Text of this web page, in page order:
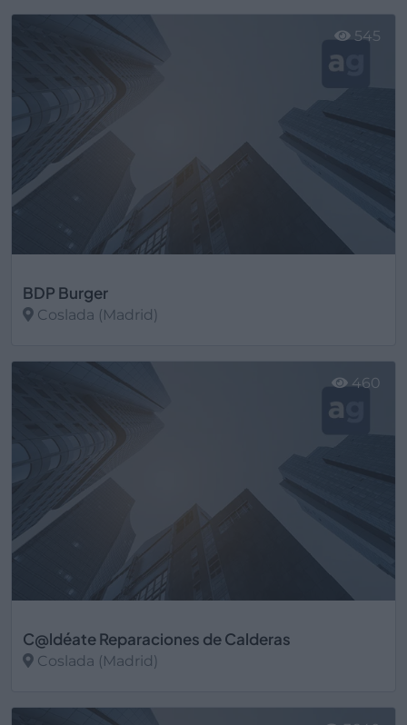
BDP Burger
Coslada (Madrid)
545
C@ldéate Reparaciones de Calderas
Coslada (Madrid)
460